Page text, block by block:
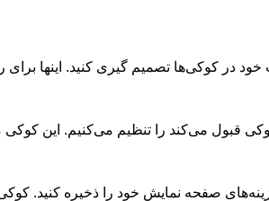
در کوکی‌ها تصمیم گیری کنید. اینها
کوکی قبول می‌کند را تنظیم می‌کنیم.
صفحه نمایش خود را ذخیره کنید.